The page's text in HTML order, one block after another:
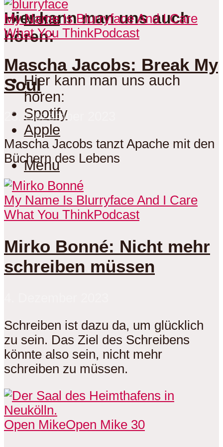
Menu
Hier kann man uns auch
hören:
Hier kann man uns auch
hören:
Spotify
Apple
Menu
My Name Is Blurryface And I Care
What You ThinkPodcast
Mascha Jacobs: Break My
Soul
23. Dezember 2023
Mascha Jacobs tanzt Apache mit den
Büchern des Lebens
My Name Is Blurryface And I Care
What You ThinkPodcast
Mirko Bonné: Nicht mehr
schreiben müssen
Schreiben ist dazu da, um glücklich
zu sein. Das Ziel des Schreibens
könnte also sein, nicht mehr
schreiben zu müssen.
Open MikeOpen Mike 30